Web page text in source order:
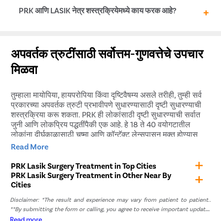
पुनर्प्राप्तीसाठी तुम्ही संपूर्ण पुनर्प्राप्ती कालावधीत डॉक्टरांच्या सूचनांचे
काटेकोरपणे पालन करणे देखील महत्त्वाचे आहे.
PRK नेत्र शस्त्रक्रियेच्या दुष्परिणामांमध्ये पुढील गोष्टींचा समावेश
प्रकाश संवेदनशीलता
प्रकाश स्रोतांभोवती हॅलोस किंवा स्टारलाइट्स
कोरडे डोळे
रात्री दृष्टी समस्या
PRK आणि LASIK नेत्र शस्त्रक्रियेमध्ये काय फरक आहे?
टाकणे. PRK मध्ये, कॉर्नियल फ्लॅप पूर्णपणे काढून टाकला जातो. याच्या
विपरीत, LASIK डोळ्यांच्या शस्त्रक्रियेमध्ये, कॉर्नियल फ्लॅपला जोडून
ठेवले जाते आणि शस्त्रक्रियेनंतर परत ठेवले जाते..
अपवर्तक त्रुटींसाठी सर्वोत्तम-गुणवत्तेचे उपचार
मिळवा
तुम्हाला मायोपिया, हायपरोपिया किंवा दृष्टिवैषम्य असले तरीही, तुम्ही सर्व
प्रकारच्या अपवर्तक त्रुटी प्रभावीपणे सुधारण्यासाठी दृष्टी सुधारण्याची
शस्त्रक्रिया करू शकता. PRK ही लोकांसाठी दृष्टी सुधारण्याची सर्वात
जुनी आणि लोकप्रिय पद्धतींपैकी एक आहे. हे 18 ते 40 वयोगटातील
लोकांना दीर्घकाळासाठी चष्मा आणि कॉन्टॅक्ट लेन्सपासून मुक्त होण्यास
मदत करू शकते.
ही एक अत्यंत यशस्वी दृष्टी सुधारणा शस्त्रक्रिया आहे आणि त्यात कमीत
कमी धोके आहेत. तुम्हाला 20/20 डोळ्यांची शक्ती मिळवायची असेल
आणि व्हिज्युअल एड्स न वापरता जग पुन्हा स्पष्टपणे पाहायचे असेल, तर
तज्ञांचा सल्ला घ्या.Choose Pristyn Care for PRK LASIK
Surgery in Lonavala
Read More
PRK Lasik Surgery Treatment in Top Cities
PRK Lasik Surgery Treatment in Other Near By
Cities
Disclaimer: *The result and experience may vary from patient to patient..
**By submitting the form or calling, you agree to receive important updates
and marketing communications.
Read more